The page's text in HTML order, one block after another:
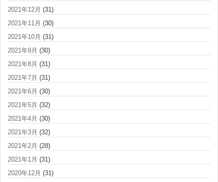
2021年12月 (31)
2021年11月 (30)
2021年10月 (31)
2021年9月 (30)
2021年8月 (31)
2021年7月 (31)
2021年6月 (30)
2021年5月 (32)
2021年4月 (30)
2021年3月 (32)
2021年2月 (28)
2021年1月 (31)
2020年12月 (31)